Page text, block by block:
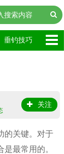
垂钓技巧
关注
的关键。对于
最常用的。